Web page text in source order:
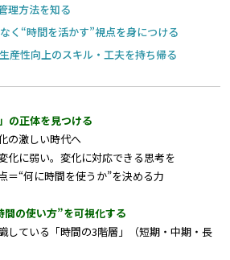
理方法を知る
く“時間を活かす”視点を身につける
産性向上のスキル・工夫を持ち帰る
の正体を見つける
の激しい時代へ
化に弱い。変化に対応できる思考を
＝“何に時間を使うか”を決める力
の使い方”を可視化する
している「時間の3階層」（短期・中期・長